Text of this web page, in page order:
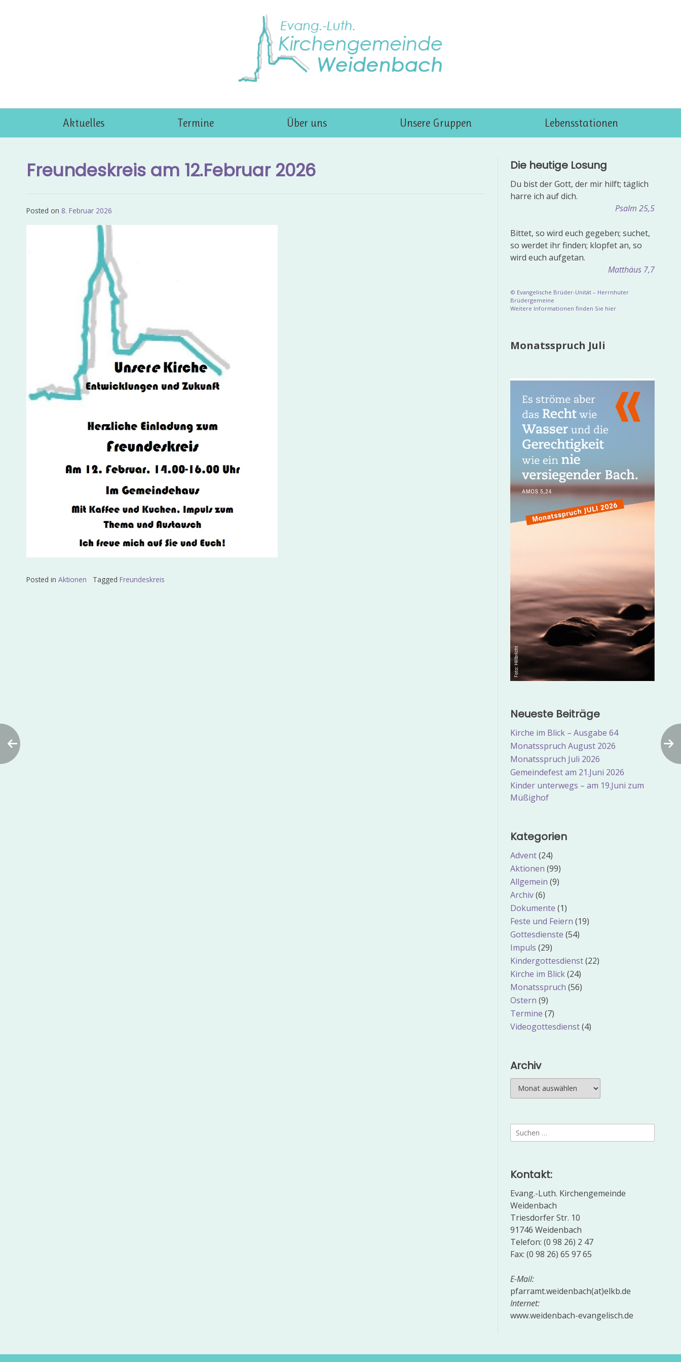
Aktuelles Termine Über uns Unsere Gruppen Lebensstationen
Freundeskreis am 12.Februar 2026
Posted on 8. Februar 2026
Posted in Aktionen Tagged Freundeskreis
Die heutige Losung
Du bist der Gott, der mir hilft; täglich
harre ich auf dich.
Psalm 25,5
Bittet, so wird euch gegeben; suchet,
so werdet ihr finden; klopfet an, so
wird euch aufgetan.
Matthäus 7,7
© Evangelische Brüder-Unität – Herrnhuter
Brüdergemeine
Weitere Informationen finden Sie hier
Monatsspruch Juli
Neueste Beiträge
Kirche im Blick – Ausgabe 64
Monatsspruch August 2026
Monatsspruch Juli 2026
Gemeindefest am 21.Juni 2026
Kinder unterwegs – am 19.Juni zum
Müßighof
Kategorien
Advent(24)
Aktionen (99)
Allgemein (9)
Archiv(6)
Dokumente (1)
Feste und Feiern (19)
Gottesdienste (54)
Impuls (29)
Kindergottesdienst(22)
Kirche im Blick(24)
Monatsspruch (56)
Ostern (9)
Termine (7)
Videogottesdienst(4)
Archiv
Archiv
Suchen
nach:
Kontakt:
Evang.-Luth. Kirchengemeinde
Weidenbach
Triesdorfer Str. 10
91746 Weidenbach
Telefon: (0 98 26) 2 47
Fax: (0 98 26) 65 97 65
E-Mail:
pfarramt.weidenbach(at)elkb.de
Internet:
www.weidenbach-evangelisch.de